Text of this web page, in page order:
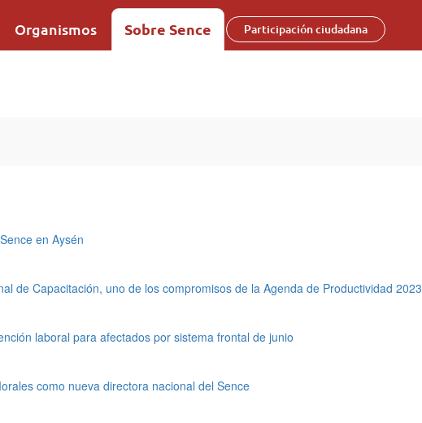
Organismos Sobre Sence Participación ciudadana
en Aysén
de Capacitación, uno de los compromisos de la Agenda de Productividad 2023
laboral para afectados por sistema frontal de junio
como nueva directora nacional del Sence